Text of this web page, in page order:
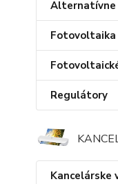
Alternatívne
Fotovoltaika
Regulátory
Kancelárske